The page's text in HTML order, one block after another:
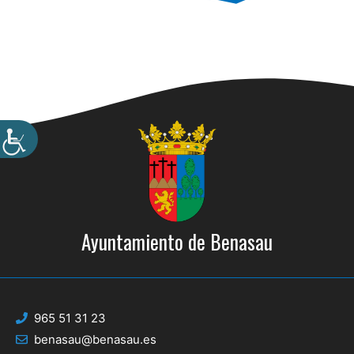
Ayuntamiento de Benasau
965 51 31 23
benasau@benasau.es